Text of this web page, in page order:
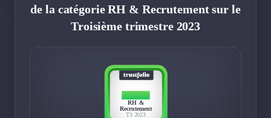
de la catégorie RH & Recrutement sur le
Troisième trimestre 2023
TOP 10
RH &
Recrutement
T3 2023